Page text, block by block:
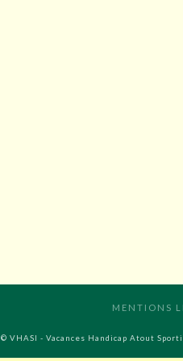
MENTIONS
© VHASI - Vacances Handicap Atout